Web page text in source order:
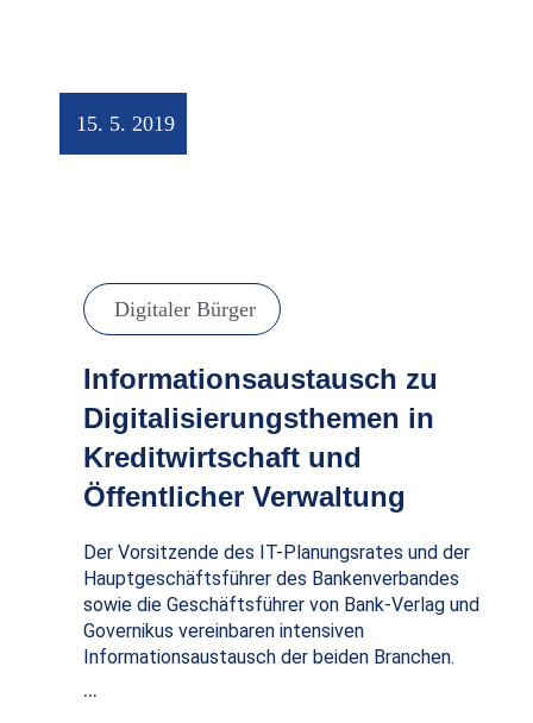
15. 5. 2019
Digitaler Bürger
Informationsaustausch zu
Digitalisierungsthemen in
Kreditwirtschaft und
Öffentlicher Verwaltung
Der Vorsitzende des IT-Planungsrates und der
Hauptgeschäftsführer des Bankenverbandes
sowie die Geschäftsführer von Bank-Verlag und
Governikus vereinbaren intensiven
Informationsaustausch der beiden Branchen.
…